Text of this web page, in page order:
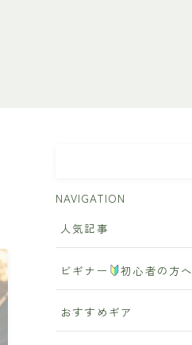
NAVIGATION
人気記事
ビギナー 初心者の方へ
おすすめギア